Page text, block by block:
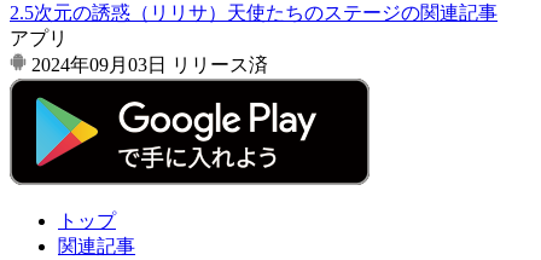
2.5次元の誘惑（リリサ）天使たちのステージの関連記事
アプリ
2024年09月03日
リリース済
トップ
関連記事